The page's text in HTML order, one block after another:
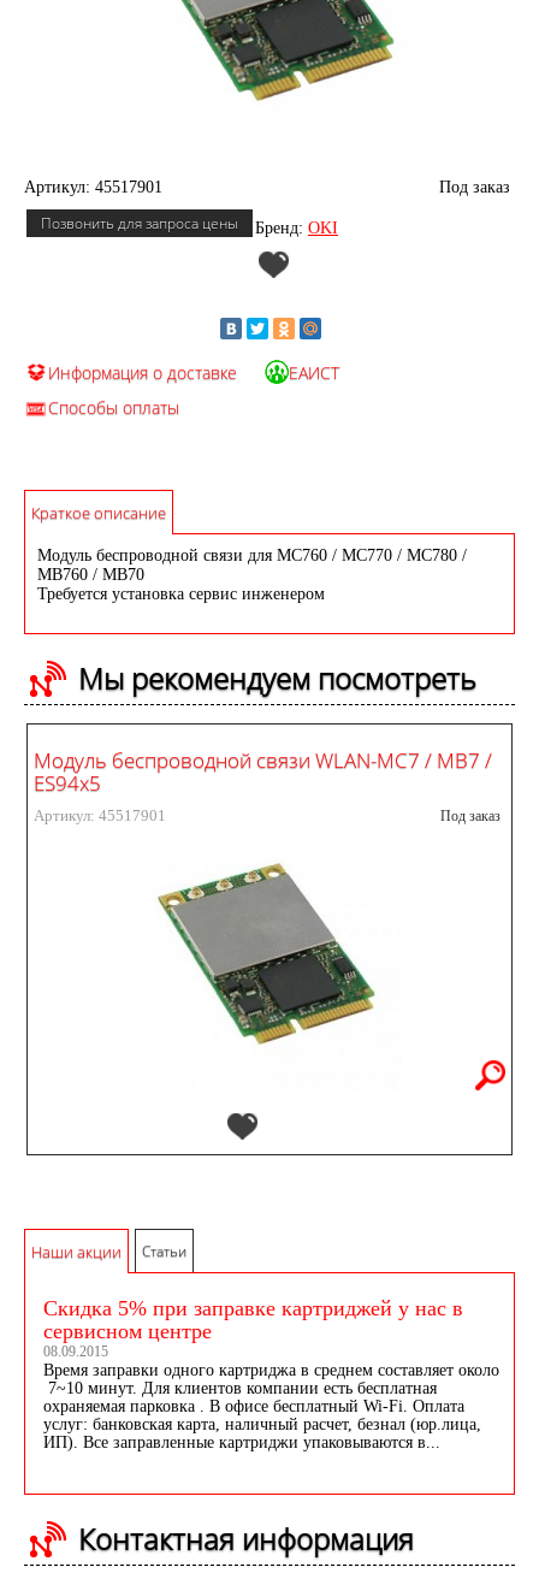
Артикул: 45517901 Под заказ
Позвонить для запроса цены Бренд: OKI
Информация о доставке
ЕАИСТ
Способы оплаты
Краткое описание
Модуль беспроводной связи для MC760 / MC770 / MC780 /
MB760 / MB70
Требуется установка сервис инженером
Мы рекомендуем посмотреть
Модуль беспроводной связи WLAN-MC7 / MB7 /
ES94x5
Артикул: 45517901 Под заказ
Наши акции
Скидка 5% при заправке картриджей у нас в
сервисном центре
08.09.2015
Время заправки одного картриджа в среднем составляет около
7~10 минут. Для клиентов компании есть бесплатная
охраняемая парковка . В офисе бесплатный Wi-Fi. Оплата
услуг: банковская карта, наличный расчет, безнал (юр.лица,
ИП). Все заправленные картриджи упаковываются в...
Статьи
Контактная информация